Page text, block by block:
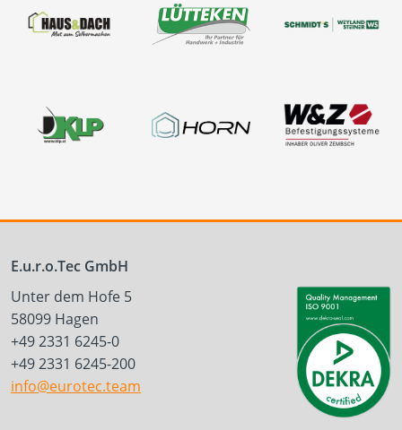
E.u.r.o.Tec GmbH
Unter dem Hofe 5
58099 Hagen
+49 2331 6245-0
+49 2331 6245-200
info@eurotec.team